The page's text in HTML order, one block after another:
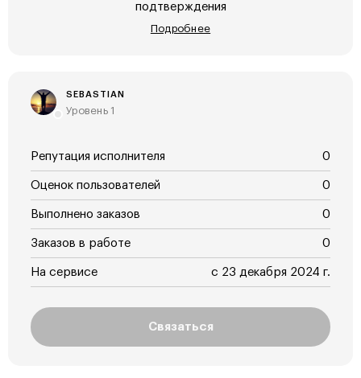
подтверждения
Подробнее
SEBASTIAN
Уровень 1
Репутация исполнителя 0
Оценок пользователей 0
Выполнено заказов 0
Заказов в работе 0
На сервисе с 23 декабря 2024 г.
Связаться